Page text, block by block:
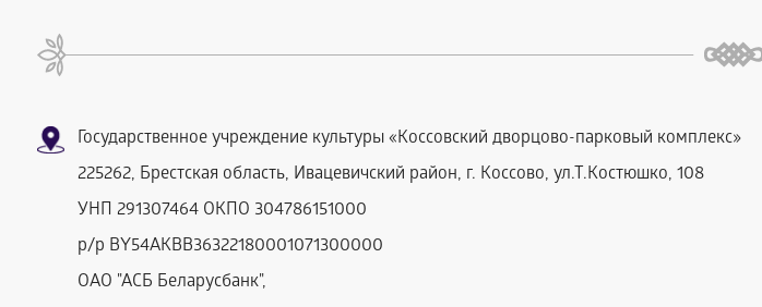
Государственное учреждение культуры «Коссовский дворцово-парковый комплекс»
225262, Брестская область, Ивацевичский район, г. Коссово, ул.Т.Костюшко, 108
УНП 291307464 ОКПО 304786151000
р/р BY54AKBB36322180001071300000
ОАО "АСБ Беларусбанк",